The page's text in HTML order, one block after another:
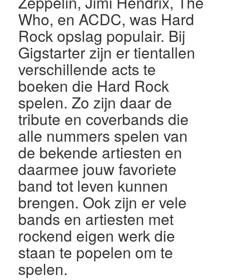
Who, en ACDC, was Hard
Rock opslag populair. Bij
Gigstarter zijn er tientallen
verschillende acts te
boeken die Hard Rock
spelen. Zo zijn daar de
tribute en coverbands die
alle nummers spelen van
de bekende artiesten en
daarmee jouw favoriete
band tot leven kunnen
brengen. Ook zijn er vele
bands en artiesten met
rockend eigen werk die
staan te popelen om te
spelen.